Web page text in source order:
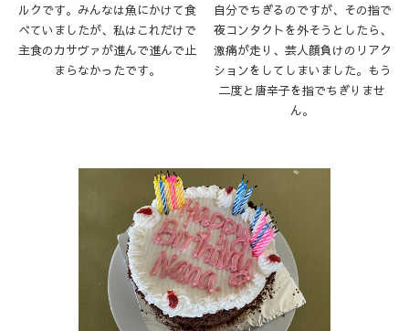
ルクです。みんなは魚にかけて食
べていましたが、私はこれだけで
主食のカサヴァが進んで進んで止
まらなかったです。
自分でちぎるのですが、その指で
夜コンタクトを外そうとしたら、
激痛が走り、芸人顔負けのリアク
ションをしてしまいました。もう
二度と唐辛子を指でちぎりませ
ん。